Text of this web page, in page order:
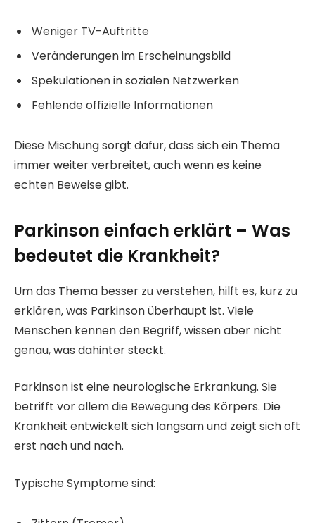
Weniger TV-Auftritte
Veränderungen im Erscheinungsbild
Spekulationen in sozialen Netzwerken
Fehlende offizielle Informationen
Diese Mischung sorgt dafür, dass sich ein Thema
immer weiter verbreitet, auch wenn es keine
echten Beweise gibt.
Parkinson einfach erklärt – Was
bedeutet die Krankheit?
Um das Thema besser zu verstehen, hilft es, kurz zu
erklären, was Parkinson überhaupt ist. Viele
Menschen kennen den Begriff, wissen aber nicht
genau, was dahinter steckt.
Parkinson ist eine neurologische Erkrankung. Sie
betrifft vor allem die Bewegung des Körpers. Die
Krankheit entwickelt sich langsam und zeigt sich oft
erst nach und nach.
Typische Symptome sind: